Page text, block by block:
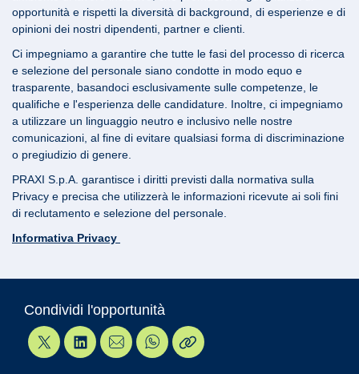
opportunità e rispetti la diversità di background, di esperienze e di
opinioni dei nostri dipendenti, partner e clienti.
Ci impegniamo a garantire che tutte le fasi del processo di ricerca
e selezione del personale siano condotte in modo equo e
trasparente, basandoci esclusivamente sulle competenze, le
qualifiche e l'esperienza delle candidature. Inoltre, ci impegniamo
a utilizzare un linguaggio neutro e inclusivo nelle nostre
comunicazioni, al fine di evitare qualsiasi forma di discriminazione
o pregiudizio di genere.
PRAXI S.p.A. garantisce i diritti previsti dalla normativa sulla
Privacy e precisa che utilizzerà le informazioni ricevute ai soli fini
di reclutamento e selezione del personale.
Informativa Privacy
Condividi l'opportunità